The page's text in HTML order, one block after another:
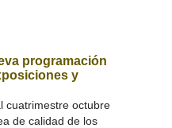
programación
y
cuatrimestre octubre
de calidad de los